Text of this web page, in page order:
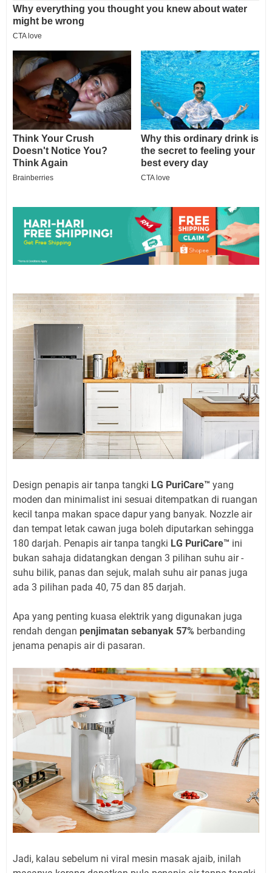
Design penapis air tanpa tangki LG PuriCare™ yang
moden dan minimalist ini sesuai ditempatkan di ruangan
kecil tanpa makan space dapur yang banyak. Nozzle air
dan tempat letak cawan juga boleh diputarkan sehingga
180 darjah. Penapis air tanpa tangki LG PuriCare™ ini
bukan sahaja didatangkan dengan 3 pilihan suhu air -
suhu bilik, panas dan sejuk, malah suhu air panas juga
ada 3 pilihan pada 40, 75 dan 85 darjah.
Apa yang penting kuasa elektrik yang digunakan juga
rendah dengan penjimatan sebanyak 57% berbanding
jenama penapis air di pasaran.
Jadi, kalau sebelum ni viral mesin masak ajaib, inilah